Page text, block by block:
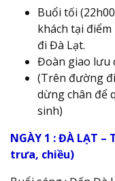
Buổi tối
khách tại
đi Đà Lạt.
Đoàn giao lưu
(Trên đường
dừng chân để
sinh)
NGÀY 1 : ĐÀ LẠT –
trưa, chiều)